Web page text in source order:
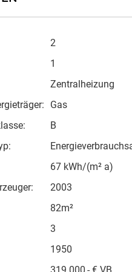
2
1
Zentralheizung
Gas
B
67 kWh/(m² a)
2003
82m²
3
1950